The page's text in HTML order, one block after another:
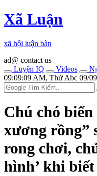
Xã Luận
xã hội luận bàn
ad@ contact us
Luyện IQ
Videos
09:09:09 AM, Thứ Abc 09/
Chú chó
xương rồng”
rong chơi,
hình’ khi